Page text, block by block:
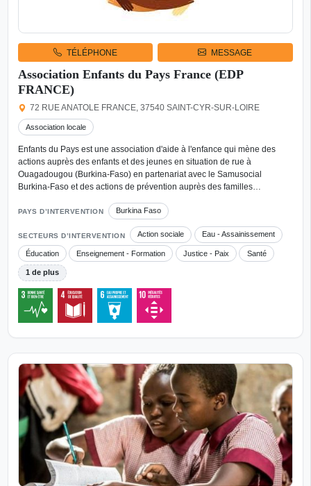
TÉLÉPHONE MESSAGE
Association Enfants du Pays France (EDP
FRANCE)
72 RUE ANATOLE FRANCE, 37540 SAINT-CYR-SUR-LOIRE
Association locale
Enfants du Pays est une association d'aide à l'enfance qui mène des
actions auprès des enfants et des jeunes en situation de rue à
Ouagadougou (Burkina-Faso) en partenariat avec le Samusocial
Burkina-Faso et des actions de prévention auprès des familles…
PAYS D’INTERVENTION Burkina Faso
SECTEURS D’INTERVENTION Action sociale Eau - Assainissement
Éducation Enseignement - Formation Justice - Paix Santé
1 de plus